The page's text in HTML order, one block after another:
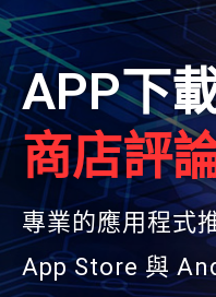
APP下
商店評
專業的應用程式
App Store 與